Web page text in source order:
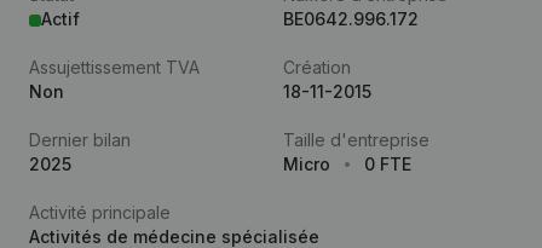
Actif
BE0642.996.172
Assujettissement TVA
Non
Création
18-11-2015
Dernier bilan
2025
Taille d'entreprise
Micro
0 FTE
Activité principale
Activités de médecine spécialisée